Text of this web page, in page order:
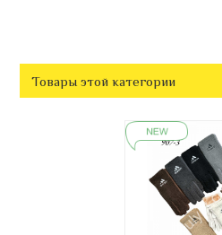
Товары этой категории